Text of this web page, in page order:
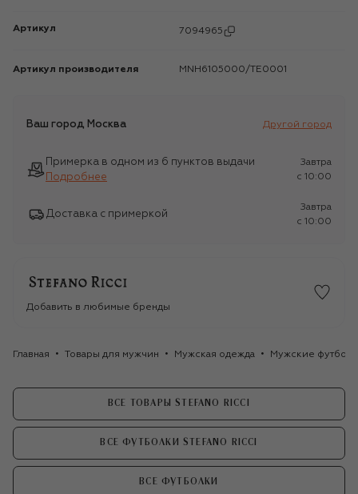
Артикул 7094965
Артикул производителя MNH6105000/TE0001
Ваш город Москва Другой город
Примерка в одном из 6 пунктов выдачи
Подробнее
Завтра
c 10:00
Доставка с примеркой
Завтра
c 10:00
Добавить в любимые бренды
Главная Товары для мужчин Мужская одежда Мужские
ВСЕ ТОВАРЫ STEFANO RICCI
ВСЕ ФУТБОЛКИ STEFANO RICCI
ВСЕ ФУТБОЛКИ